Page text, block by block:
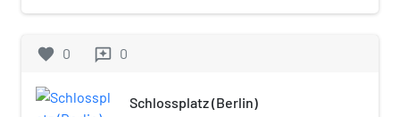
evenemang. Det ligger sedan 2020
Museumsinsel i Berlin-Mitte. På
(1442–1950) och Palast der Republik
favorite 0 reviews 0
Schlossplatz (Berlin)